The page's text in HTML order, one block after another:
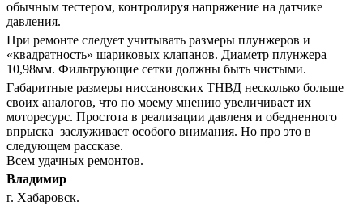
обычным тестером, контролируя напряжение на датчике
давления.
При ремонте следует учитывать размеры плунжеров и
«квадратность» шариковых клапанов. Диаметр плунжера
10,98мм. Фильтрующие сетки должны быть чистыми.
Габаритные размеры ниссановских ТНВД несколько больше
своих аналогов, что по моему мнению увеличивает их
моторесурс. Простота в реализации давленя и обедненного
впрыска заслуживает особого внимания. Но про это в
следующем рассказе.
Всем удачных ремонтов.
Владимир
г. Хабаровск.